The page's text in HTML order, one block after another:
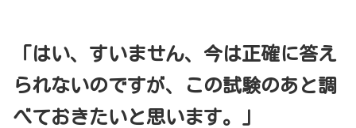
「はい、すいません、今は正確に答え
られないのですが、この試験のあと調
べておきたいと思います。」